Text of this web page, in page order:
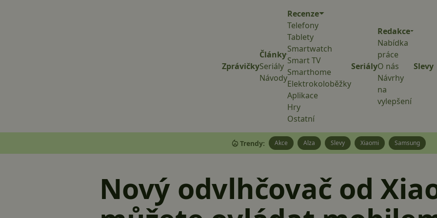
Zprávičky
Články
Seriály
Návody
Recenze
Telefony
Tablety
Smartwatch
Smart TV
Smarthome
Elektrokoloběžky
Aplikace
Hry
Ostatní
Seriály
Redakce
Nabídka
práce
O nás
Návrhy
na
vylepšení
Slevy
Trendy: Akce Alza Slevy Xiaomi Samsung
Nový odvlhčovač od